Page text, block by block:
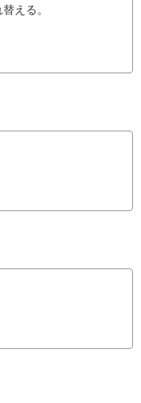
える。